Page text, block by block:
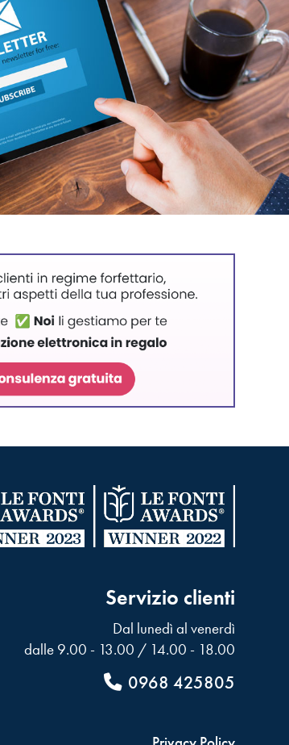
Servizio clienti
Dal lunedì al venerdì
dalle 9.00 - 13.00 / 14.00 - 18.00
0968 425805